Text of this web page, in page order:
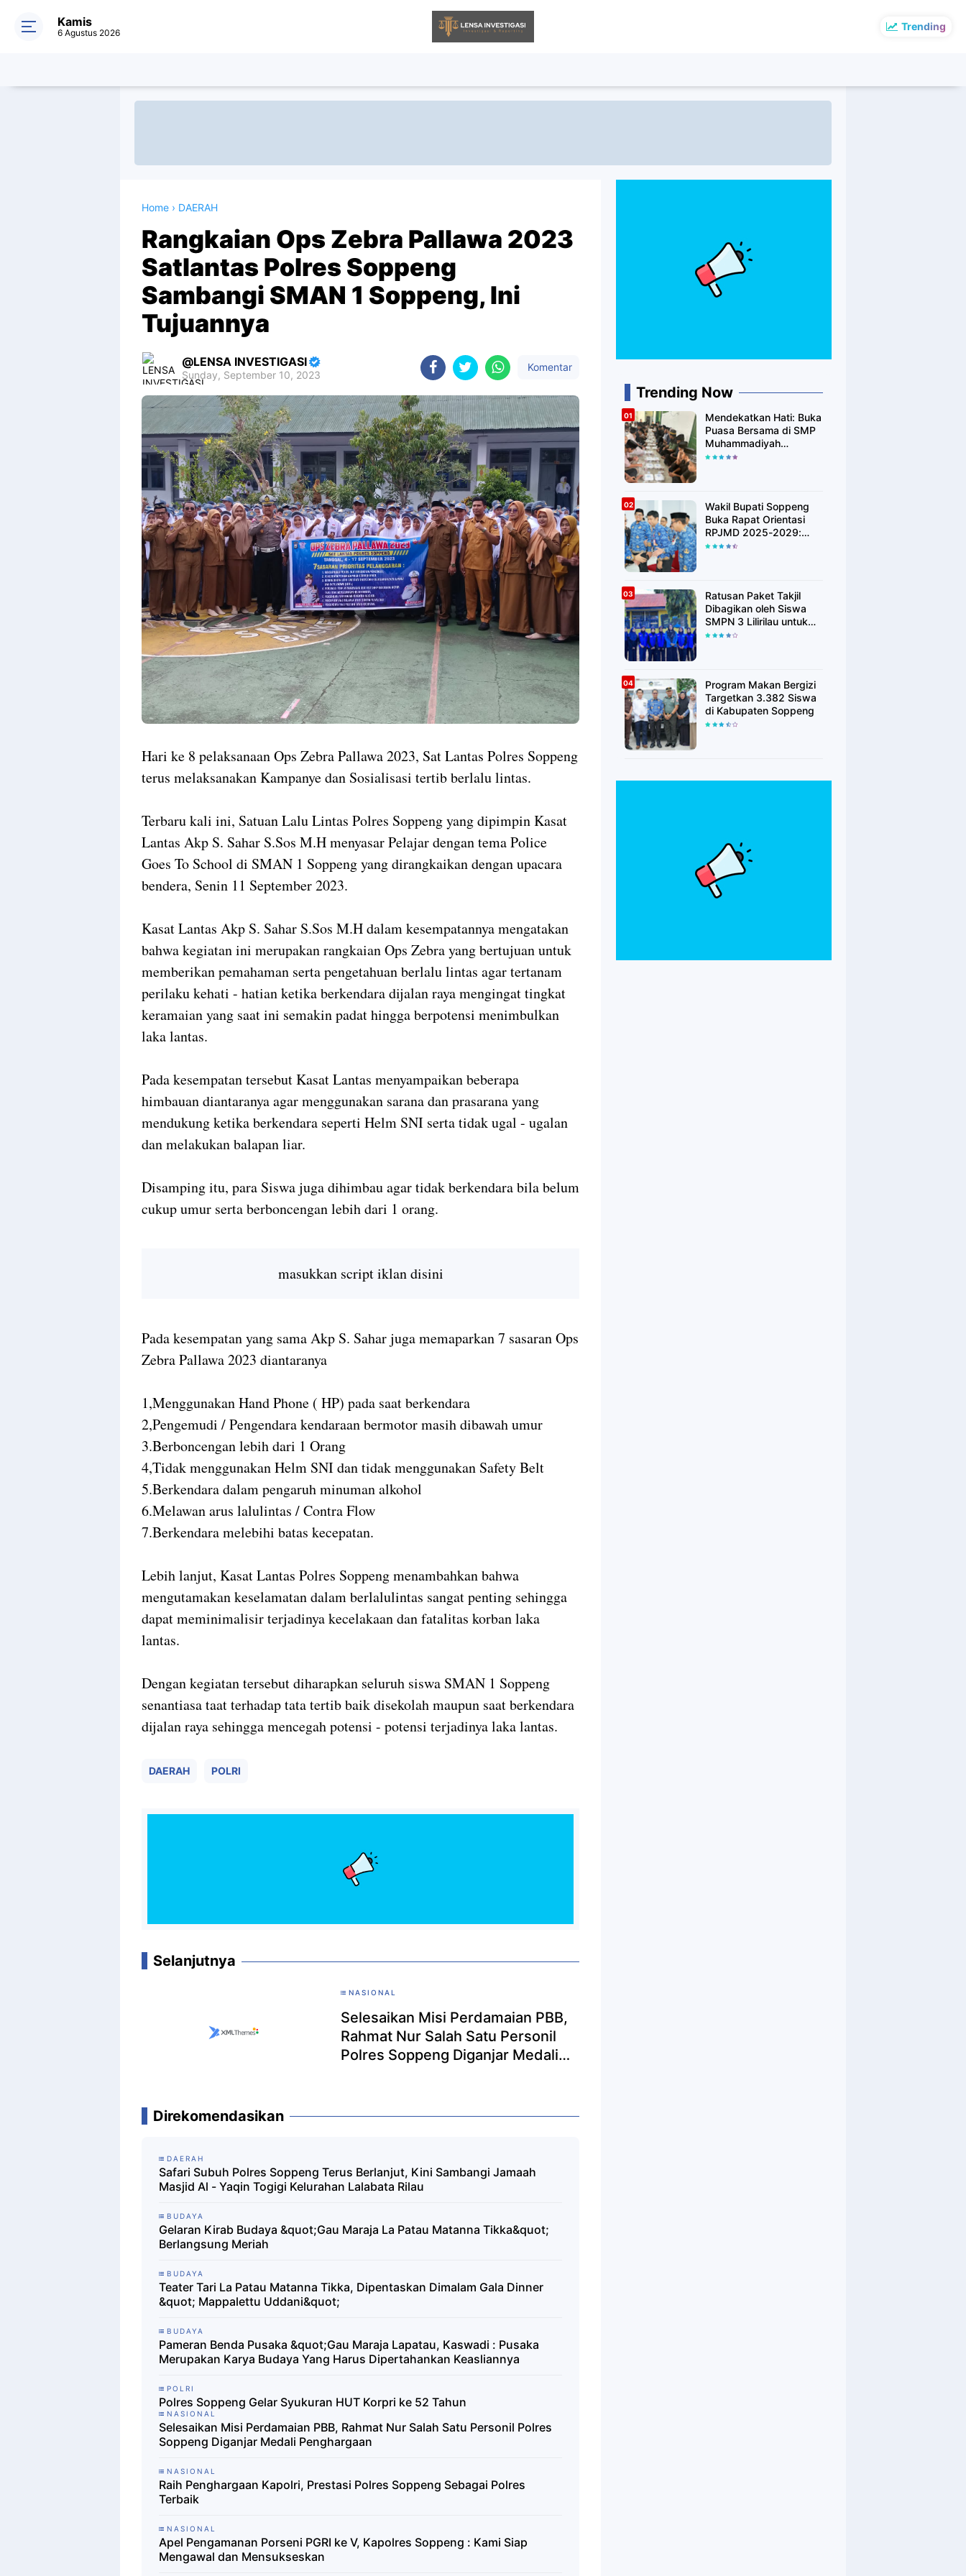
Trending
Kamis
6 Agustus 2026
Home › DAERAH
Rangkaian Ops Zebra Pallawa 2023
Satlantas Polres Soppeng
Sambangi SMAN 1 Soppeng, Ini
Tujuannya
LENSA INVESTIGASI
Sunday, September 10, 2023
Komentar
Premium
Raushan
Design
With
Shroff
Templates
Hari ke 8 pelaksanaan Ops Zebra Pallawa 2023, Sat Lantas Polres Soppeng
terus melaksanakan Kampanye dan Sosialisasi tertib berlalu lintas.
Terbaru kali ini, Satuan Lalu Lintas Polres Soppeng yang dipimpin Kasat
Lantas Akp S. Sahar S.Sos M.H menyasar Pelajar dengan tema Police
Goes To School di SMAN 1 Soppeng yang dirangkaikan dengan upacara
bendera, Senin 11 September 2023.
Kasat Lantas Akp S. Sahar S.Sos M.H dalam kesempatannya mengatakan
bahwa kegiatan ini merupakan rangkaian Ops Zebra yang bertujuan untuk
memberikan pemahaman serta pengetahuan berlalu lintas agar tertanam
perilaku kehati - hatian ketika berkendara dijalan raya mengingat tingkat
keramaian yang saat ini semakin padat hingga berpotensi menimbulkan
laka lantas.
Pada kesempatan tersebut Kasat Lantas menyampaikan beberapa
himbauan diantaranya agar menggunakan sarana dan prasarana yang
mendukung ketika berkendara seperti Helm SNI serta tidak ugal - ugalan
dan melakukan balapan liar.
Disamping itu, para Siswa juga dihimbau agar tidak berkendara bila belum
cukup umur serta berboncengan lebih dari 1 orang.
masukkan script iklan disini
Pada kesempatan yang sama Akp S. Sahar juga memaparkan 7 sasaran Ops
Zebra Pallawa 2023 diantaranya
1,Menggunakan Hand Phone ( HP) pada saat berkendara
2,Pengemudi / Pengendara kendaraan bermotor masih dibawah umur
3.Berboncengan lebih dari 1 Orang
4,Tidak menggunakan Helm SNI dan tidak menggunakan Safety Belt
5.Berkendara dalam pengaruh minuman alkohol
6.Melawan arus lalulintas / Contra Flow
7.Berkendara melebihi batas kecepatan.
Lebih lanjut, Kasat Lantas Polres Soppeng menambahkan bahwa
mengutamakan keselamatan dalam berlalulintas sangat penting sehingga
dapat meminimalisir terjadinya kecelakaan dan fatalitas korban laka
lantas.
Dengan kegiatan tersebut diharapkan seluruh siswa SMAN 1 Soppeng
senantiasa taat terhadap tata tertib baik disekolah maupun saat berkendara
dijalan raya sehingga mencegah potensi - potensi terjadinya laka lantas.
DAERAH POLRI
Selanjutnya
NASIONAL
Selesaikan Misi Perdamaian PBB,
Rahmat Nur Salah Satu Personil
Polres Soppeng Diganjar Medali
Direkomendasikan
DAERAH
Safari Subuh Polres Soppeng Terus Berlanjut, Kini Sambangi Jamaah
Masjid Al - Yaqin Togigi Kelurahan Lalabata Rilau
BUDAYA
Gelaran Kirab Budaya &quot;Gau Maraja La Patau Matanna Tikka&quot;
Berlangsung Meriah
BUDAYA
Teater Tari La Patau Matanna Tikka, Dipentaskan Dimalam Gala Dinner
&quot; Mappalettu Uddani&quot;
BUDAYA
Pameran Benda Pusaka &quot;Gau Maraja Lapatau, Kaswadi : Pusaka
Merupakan Karya Budaya Yang Harus Dipertahankan Keasliannya
POLRI
Polres Soppeng Gelar Syukuran HUT Korpri ke 52 Tahun
NASIONAL
Selesaikan Misi Perdamaian PBB, Rahmat Nur Salah Satu Personil Polres
Soppeng Diganjar Medali Penghargaan
NASIONAL
Raih Penghargaan Kapolri, Prestasi Polres Soppeng Sebagai Polres
Terbaik
NASIONAL
Apel Pengamanan Porseni PGRI ke V, Kapolres Soppeng : Kami Siap
Mengawal dan Mensukseskan
Trending Now
Mendekatkan Hati: Buka
Puasa Bersama di SMP
Muhammadiyah
Leworeng
Wakil Bupati Soppeng
Buka Rapat Orientasi
RPJMD 2025-2029:
"Soppeng Setara" Jadi
Ratusan Paket Takjil
Dibagikan oleh Siswa
SMPN 3 Lilirilau untuk
Warga Desa Lompulle
Program Makan Bergizi
Targetkan 3.382 Siswa
di Kabupaten Soppeng